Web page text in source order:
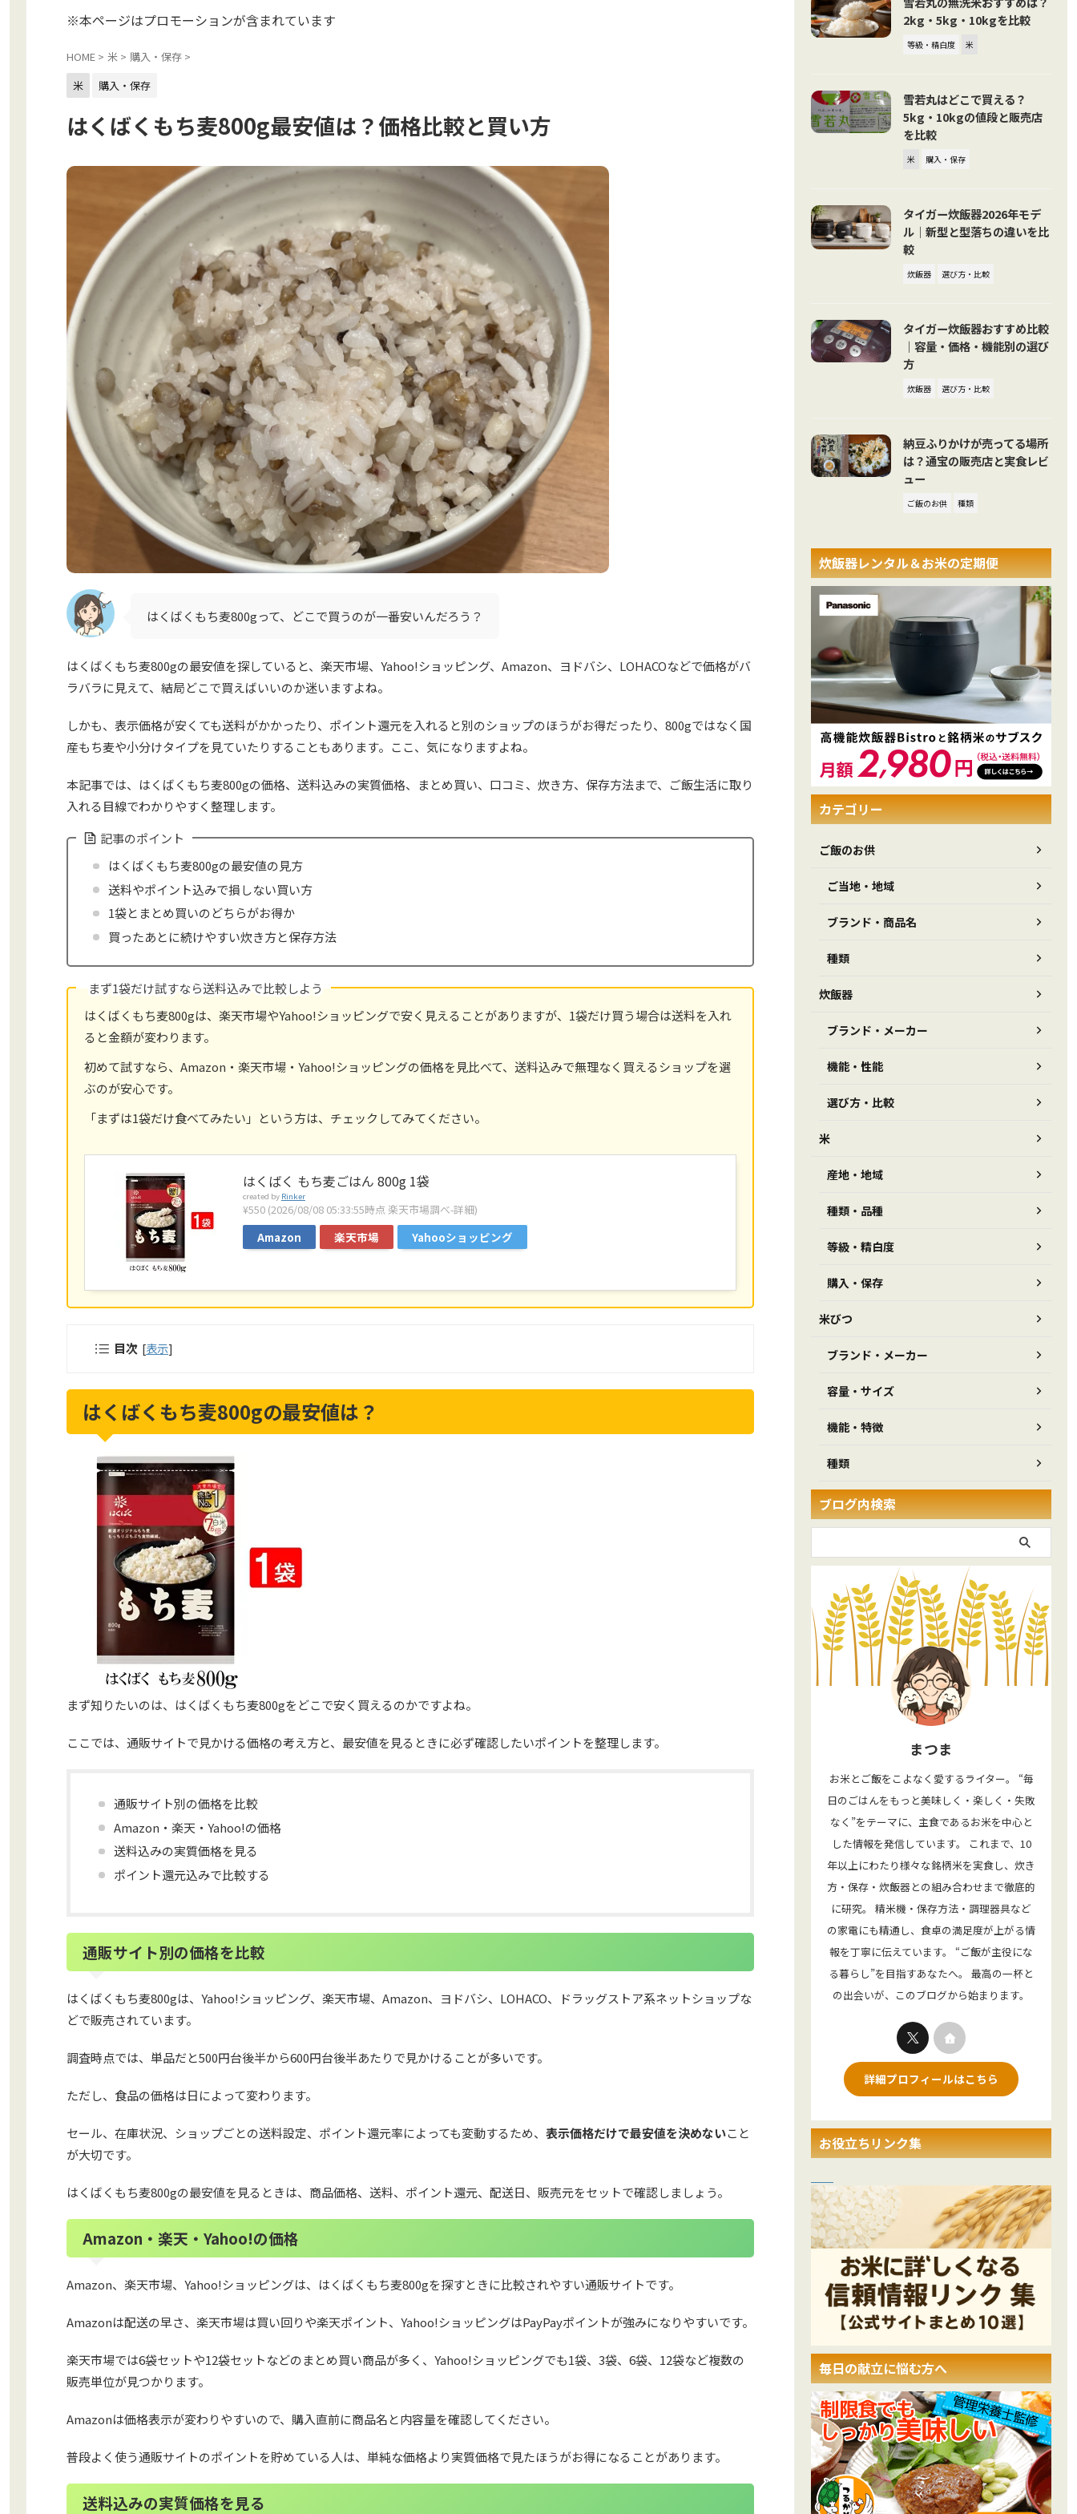
※本ページはプロモーションが含まれています
HOME > 米 > 購入・保存 >
米
購入・保存
はくばくもち麦800g最安値は？価格比較と買い方
はくばくもち麦800gって、どこで買うのが一番安いんだろう？
はくばくもち麦800gの最安値を探していると、楽天市場、Yahoo!ショッピング、Amazon、ヨドバシ、LOHACOなどで価格がバ
ラバラに見えて、結局どこで買えばいいのか迷いますよね。
しかも、表示価格が安くても送料がかかったり、ポイント還元を入れると別のショップのほうがお得だったり、800gではなく国
産もち麦や小分けタイプを見ていたりすることもあります。ここ、気になりますよね。
本記事では、はくばくもち麦800gの価格、送料込みの実質価格、まとめ買い、口コミ、炊き方、保存方法まで、ご飯生活に取り
入れる目線でわかりやすく整理します。
記事のポイント
はくばくもち麦800gの最安値の見方
送料やポイント込みで損しない買い方
1袋とまとめ買いのどちらがお得か
買ったあとに続けやすい炊き方と保存方法
まず1袋だけ試すなら送料込みで比較しよう
はくばくもち麦800gは、楽天市場やYahoo!ショッピングで安く見えることがありますが、1袋だけ買う場合は送料を入れ
ると金額が変わります。
初めて試すなら、Amazon・楽天市場・Yahoo!ショッピングの価格を見比べて、送料込みで無理なく買えるショップを選
ぶのが安心です。
「まずは1袋だけ食べてみたい」という方は、チェックしてみてください。
はくばく もち麦ごはん 800g 1袋
created by Rinker
¥550 (2026/08/08 05:33:55時点 楽天市場調べ-詳細)
Amazon 楽天市場 Yahooショッピング
目次 [表示]
はくばくもち麦800gの最安値は？
まず知りたいのは、はくばくもち麦800gをどこで安く買えるのかですよね。
ここでは、通販サイトで見かける価格の考え方と、最安値を見るときに必ず確認したいポイントを整理します。
通販サイト別の価格を比較
Amazon・楽天・Yahoo!の価格
送料込みの実質価格を見る
ポイント還元込みで比較する
通販サイト別の価格を比較
はくばくもち麦800gは、Yahoo!ショッピング、楽天市場、Amazon、ヨドバシ、LOHACO、ドラッグストア系ネットショップな
どで販売されています。
調査時点では、単品だと500円台後半から600円台後半あたりで見かけることが多いです。
ただし、食品の価格は日によって変わります。
セール、在庫状況、ショップごとの送料設定、ポイント還元率によっても変動するため、 表示価格だけで最安値を決めないこと
が大切です。
はくばくもち麦800gの最安値を見るときは、商品価格、送料、ポイント還元、配送日、販売元をセットで確認しましょう。
Amazon・楽天・Yahoo!の価格
Amazon、楽天市場、Yahoo!ショッピングは、はくばくもち麦800gを探すときに比較されやすい通販サイトです。
Amazonは配送の早さ、楽天市場は買い回りや楽天ポイント、Yahoo!ショッピングはPayPayポイントが強みになりやすいです。
楽天市場では6袋セットや12袋セットなどのまとめ買い商品が多く、Yahoo!ショッピングでも1袋、3袋、6袋、12袋など複数の
販売単位が見つかります。
Amazonは価格表示が変わりやすいので、購入直前に商品名と内容量を確認してください。
普段よく使う通販サイトのポイントを貯めている人は、単純な価格より実質価格で見たほうがお得になることがあります。
送料込みの実質価格を見る
2kg・5kg・10kgを比較
等級・精白度 米
雪若丸はどこで買える？
5kg・10kgの値段と販売店
を比較
米 購入・保存
タイガー炊飯器2026年モデ
ル｜新型と型落ちの違いを比
較
炊飯器 選び方・比較
タイガー炊飯器おすすめ比較
｜容量・価格・機能別の選び
方
炊飯器 選び方・比較
納豆ふりかけが売ってる場所
は？通宝の販売店と実食レビ
ュー
ご飯のお供 種類
炊飯器レンタル＆お米の定期便
カテゴリー
ご飯のお供
ご当地・地域
ブランド・商品名
種類
炊飯器
ブランド・メーカー
機能・性能
選び方・比較
米
産地・地域
種類・品種
等級・精白度
購入・保存
米びつ
ブランド・メーカー
容量・サイズ
機能・特徴
種類
ブログ内検索
まつま
お米とご飯をこよなく愛するライター。 “毎
日のごはんをもっと美味しく・楽しく・失敗
なく”をテーマに、主食であるお米を中心と
した情報を発信しています。 これまで、10
年以上にわたり様々な銘柄米を実食し、炊き
方・保存・炊飯器との組み合わせまで徹底的
に研究。 精米機・保存方法・調理器具など
の家電にも精通し、食卓の満足度が上がる情
報を丁寧に伝えています。 “ご飯が主役にな
る暮らし”を目指すあなたへ。 最高の一杯と
の出会いが、このブログから始まります。
詳細プロフィールはこちら
お役立ちリンク集
毎日の献立に悩む方へ